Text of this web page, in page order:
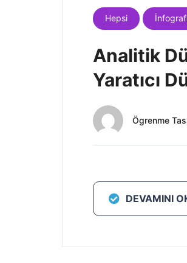
Hepsi
Analitik
Yaratıcı
Ögrenme
DEVAMINI